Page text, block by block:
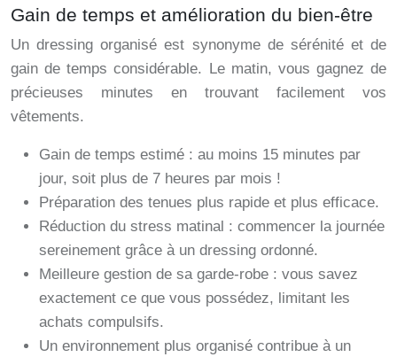
Gain de temps et amélioration du bien-être
Un dressing organisé est synonyme de sérénité et de
gain de temps considérable. Le matin, vous gagnez de
précieuses minutes en trouvant facilement vos
vêtements.
Gain de temps estimé : au moins 15 minutes par
jour, soit plus de 7 heures par mois !
Préparation des tenues plus rapide et plus efficace.
Réduction du stress matinal : commencer la journée
sereinement grâce à un dressing ordonné.
Meilleure gestion de sa garde-robe : vous savez
exactement ce que vous possédez, limitant les
achats compulsifs.
Un environnement plus organisé contribue à un